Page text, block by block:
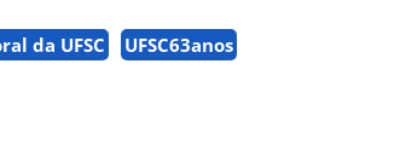
da UFSC UFSC63anos